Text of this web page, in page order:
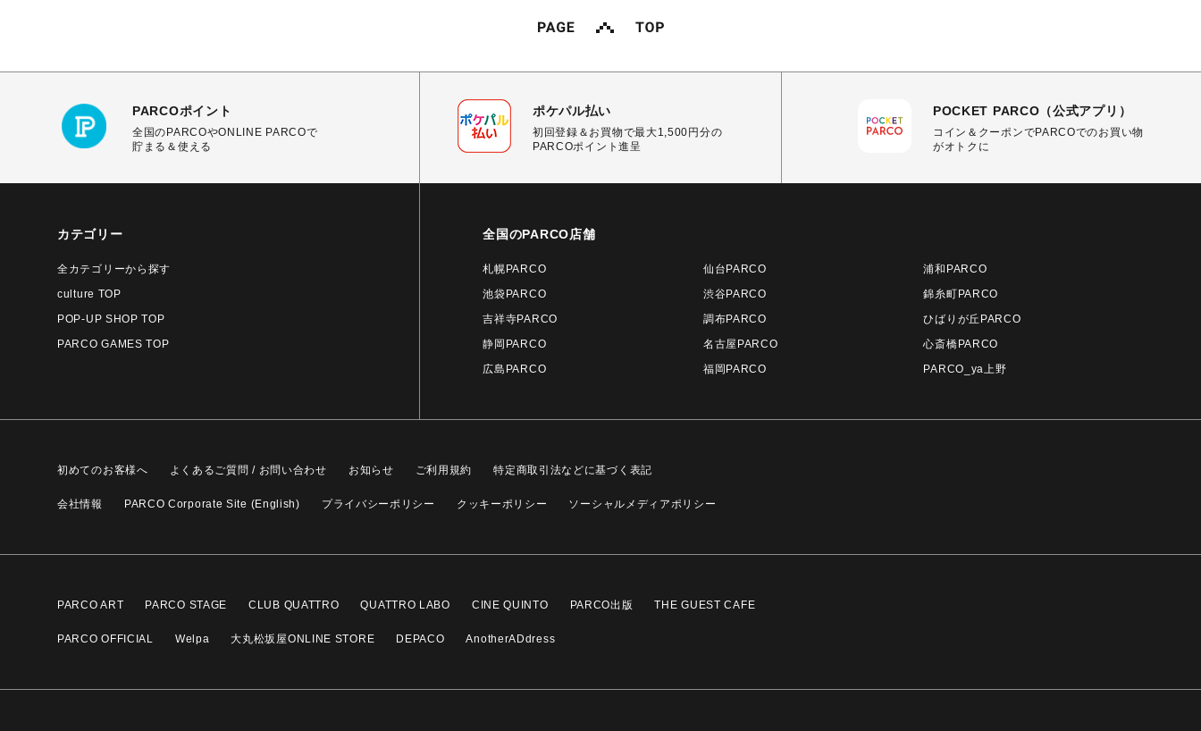
PARCOポイント
全国のPARCOやONLINE PARCOで
貯まる＆使える
ポケパル払い
初回登録＆お買物で最大1,500円分の
PARCOポイント進呈
POCKET PARCO（公式アプリ）
コイン＆クーポンでPARCOでのお買い物
がオトクに
カテゴリー
全カテゴリーから探す
culture TOP
POP-UP SHOP TOP
PARCO GAMES TOP
全国のPARCO店舗
札幌PARCO 仙台PARCO
浦和PARCO
池袋PARCO
渋谷PARCO
錦糸町PARCO
吉祥寺PARCO
調布PARCO
ひばりが丘PARCO
静岡PARCO
名古屋PARCO
心斎橋PARCO
広島PARCO
福岡PARCO PARCO_ya上野
初めてのお客様へ よくあるご質問 / お問い合わせ お知らせ ご利用規約 特定商取引法などに基づく表記
会社情報 PARCO Corporate Site (English) プライバシーポリシー クッキーポリシー ソーシャルメディアポリシー
PARCO ART PARCO STAGE CLUB QUATTRO QUATTRO LABO CINE QUINTO PARCO出版 THE GUEST CAFE
PARCO OFFICIAL Welpa 大丸松坂屋ONLINE STORE DEPACO AnotherADdress